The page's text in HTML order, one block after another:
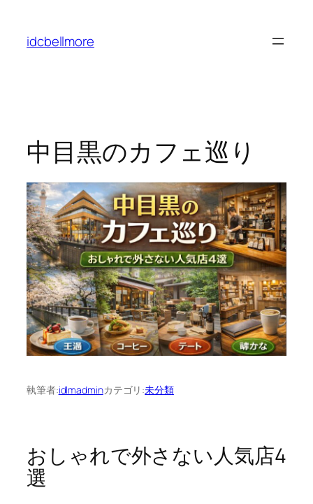
idcbellmore
中目黒のカフェ巡り
執筆者:idlmadminカテゴリ:未分類
おしゃれで外さない人気店4
選